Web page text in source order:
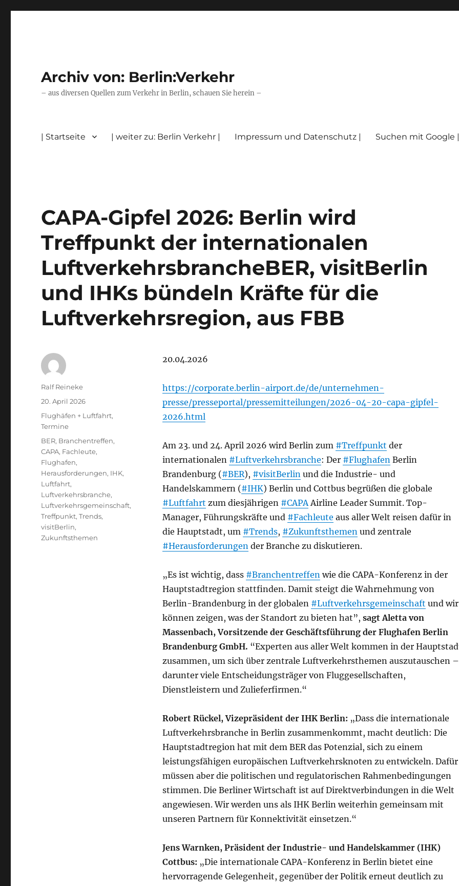
Archiv von: Berlin:Verkehr
– aus diversen Quellen zum Verkehr in Berlin, schauen Sie herein –
| Startseite | weiter zu: Berlin Verkehr | Impressum und Datenschutz | Suchen mit Google |
CAPA-Gipfel 2026: Berlin wird
Treffpunkt der internationalen
LuftverkehrsbrancheBER, visitBerlin
und IHKs bündeln Kräfte für die
Luftverkehrsregion, aus FBB
20.04.2026
https://corporate.berlin-airport.de/de/unternehmen-
presse/presseportal/pressemitteilungen/2026-04-20-capa-gipfel-
2026.html
Am 23. und 24. April 2026 wird Berlin zum #Treffpunkt der
internationalen #Luftverkehrsbranche: Der #FlughafenBerlin
Brandenburg (#BER), #visitBerlinund die Industrie- und
Handelskammern (#IHK) Berlin und Cottbus begrüßen die globale
#Luftfahrt zum diesjährigen #CAPAAirline Leader Summit. Top-
Manager, Führungskräfte und #Fachleute aus aller Welt reisen dafür in
die Hauptstadt, um #Trends, #Zukunftsthemenund zentrale
#Herausforderungender Branche zu diskutieren.
„Es ist wichtig, dass #Branchentreffenwie die CAPA-Konferenz in der
Hauptstadtregion stattfinden. Damit steigt die Wahrnehmung von
Berlin-Brandenburg in der globalen #Luftverkehrsgemeinschaft und wir
können zeigen, was der Standort zu bieten hat”, sagt Aletta von
Massenbach, Vorsitzende der Geschäftsführung der Flughafen Berlin
Brandenburg GmbH. “Experten aus aller Welt kommen in der
zusammen, um sich über zentrale Luftverkehrsthemen auszutauschen –
darunter viele Entscheidungsträger von Fluggesellschaften,
Dienstleistern und Zulieferfirmen.“
Robert Rückel, Vizepräsident der IHK Berlin: „Dass die internationale
Luftverkehrsbranche in Berlin zusammenkommt, macht deutlich: Die
Hauptstadtregion hat mit dem BER das Potenzial, sich zu einem
leistungsfähigen europäischen Luftverkehrsknoten zu entwickeln. Dafür
müssen aber die politischen und regulatorischen Rahmenbedingungen
stimmen. Die Berliner Wirtschaft ist auf Direktverbindungen in die Welt
angewiesen. Wir werden uns als IHK Berlin weiterhin gemeinsam mit
unseren Partnern für Konnektivität einsetzen.“
Jens Warnken, Präsident der Industrie- und Handelskammer (IHK)
Cottbus: „Die internationale CAPA-Konferenz in Berlin bietet eine
hervorragende Gelegenheit, gegenüber der Politik erneut deutlich zu
Autor
Ralf Reineke
Veröffentlicht
am
20. April 2026
Kategorien
Flughäfen + Luftfahrt,
Termine
Schlagwörter
BER, Branchentreffen,
CAPA, Fachleute,
Flughafen,
Herausforderungen, IHK,
Luftfahrt,
Luftverkehrsbranche,
Luftverkehrsgemeinschaft,
Treffpunkt,Trends,
visitBerlin,
Zukunftsthemen